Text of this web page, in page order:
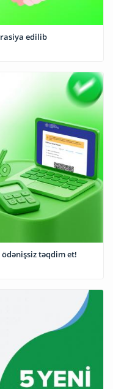
edilib
təqdim et!